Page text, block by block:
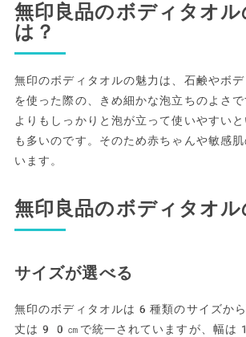
無印良品のボディタオル
は？
無印のボディタオルの魅力は、石鹸やボ
を使った際の、きめ細かな泡立ちのよさ
よりもしっかりと泡が立って使いやすい
も多いのです。そのため赤ちゃんや敏感
います。
無印良品のボディタオル
サイズが選べる
無印のボディタオルは6種類のサイズか
丈は90㎝で統一されていますが、幅